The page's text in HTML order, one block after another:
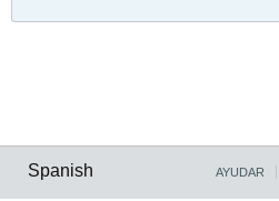
Spanish AYUDAR